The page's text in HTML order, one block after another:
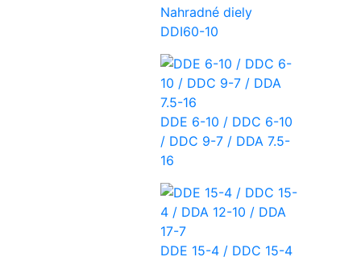
Nahradné diely
DDI60-10
DDE 6-10 / DDC 6-10
/ DDC 9-7 / DDA 7.5-
16
DDE 15-4 / DDC 15-4